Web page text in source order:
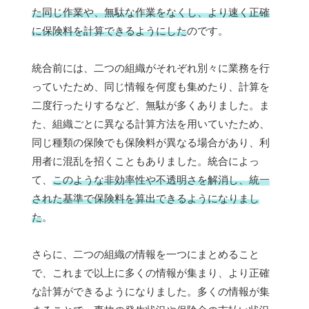
た同じ作業や、無駄な作業をなくし、より速く正確
に保険料を計算できるようにしたのです。
統合前には、二つの組織がそれぞれ別々に業務を行
っていたため、同じ情報を何度も集めたり、計算を
二度行ったりするなど、無駄が多くありました。ま
た、組織ごとに異なる計算方法を用いていたため、
同じ種類の保険でも保険料が異なる場合があり、利
用者に混乱を招くこともありました。統合によっ
て、 このような非効率性や不透明さを解消し、統一
された基準で保険料を算出できるようになりまし
た。
さらに、二つの組織の情報を一つにまとめること
で、これまで以上に多くの情報が集まり、より正確
な計算ができるようになりました。多くの情報が集